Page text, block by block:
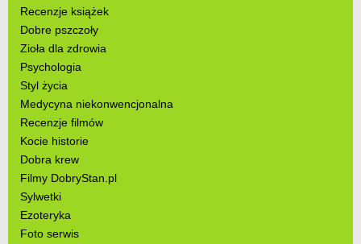
Recenzje książek
Dobre pszczoły
Zioła dla zdrowia
Psychologia
Styl życia
Medycyna niekonwencjonalna
Recenzje filmów
Kocie historie
Dobra krew
Filmy DobryStan.pl
Sylwetki
Ezoteryka
Foto serwis